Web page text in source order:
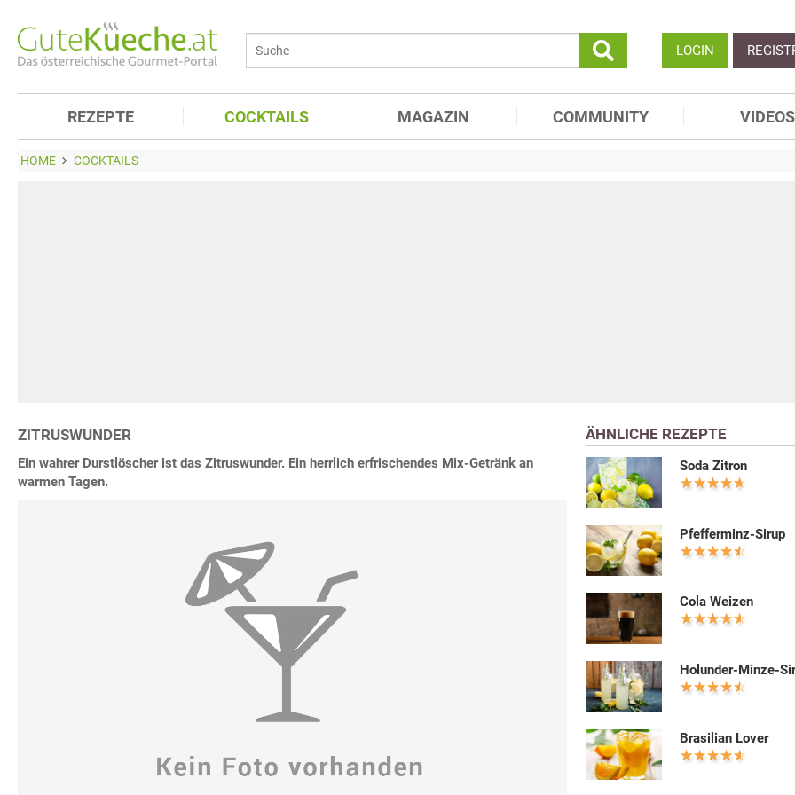
LOGIN
REZEPTE COCKTAILS MAGAZIN COMMUNITY VIDEOS
HOME COCKTAILS
ZITRUSWUNDER
Ein wahrer Durstlöscher ist das Zitruswunder. Ein herrlich erfrischendes Mix-Getränk an
warmen Tagen.
ÄHNLICHE REZEPTE
Soda Zitron
Pfefferminz-Sirup
Cola Weizen
Holunder-Minze-
Brasilian Lover